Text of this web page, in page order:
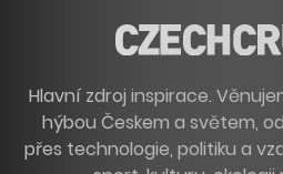
Hlavní zdroj inspirace.
hýbou Českem a světem,
přes technologie, politiku a